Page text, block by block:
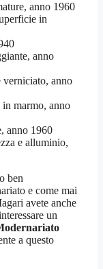
anno 1960
in
anno
verniciato, anno
in marmo, anno
anno 1960
e alluminio,
ben
e come mai
avete anche
un
a questo